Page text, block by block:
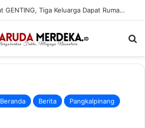
PT TIMAH Perkuat GENTING, Tiga Keluarga Dapat Rumah Layak Huni
Beranda Berita
Pangkalpinang